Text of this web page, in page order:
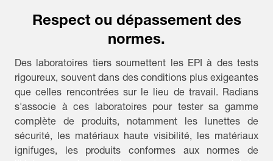
Respect ou dépassement des
normes.
Des laboratoires tiers soumettent les EPI à des tests
rigoureux, souvent dans des conditions plus exigeantes
que celles rencontrées sur le lieu de travail. Radians
s'associe à ces laboratoires pour tester sa gamme
complète de produits, notamment les lunettes de
sécurité, les matériaux haute visibilité, les matériaux
ignifuges, les produits conformes aux normes de